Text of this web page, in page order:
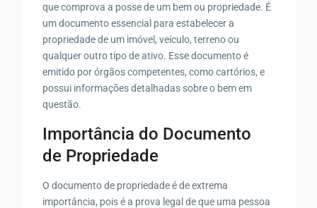
que comprova a posse de um bem ou propriedade. É
um documento essencial para estabelecer a
propriedade de um imóvel, veículo, terreno ou
qualquer outro tipo de ativo. Esse documento é
emitido por órgãos competentes, como cartórios, e
possui informações detalhadas sobre o bem em
questão.
Importância do Documento
de Propriedade
O documento de propriedade é de extrema
importância, pois é a prova legal de que uma pessoa